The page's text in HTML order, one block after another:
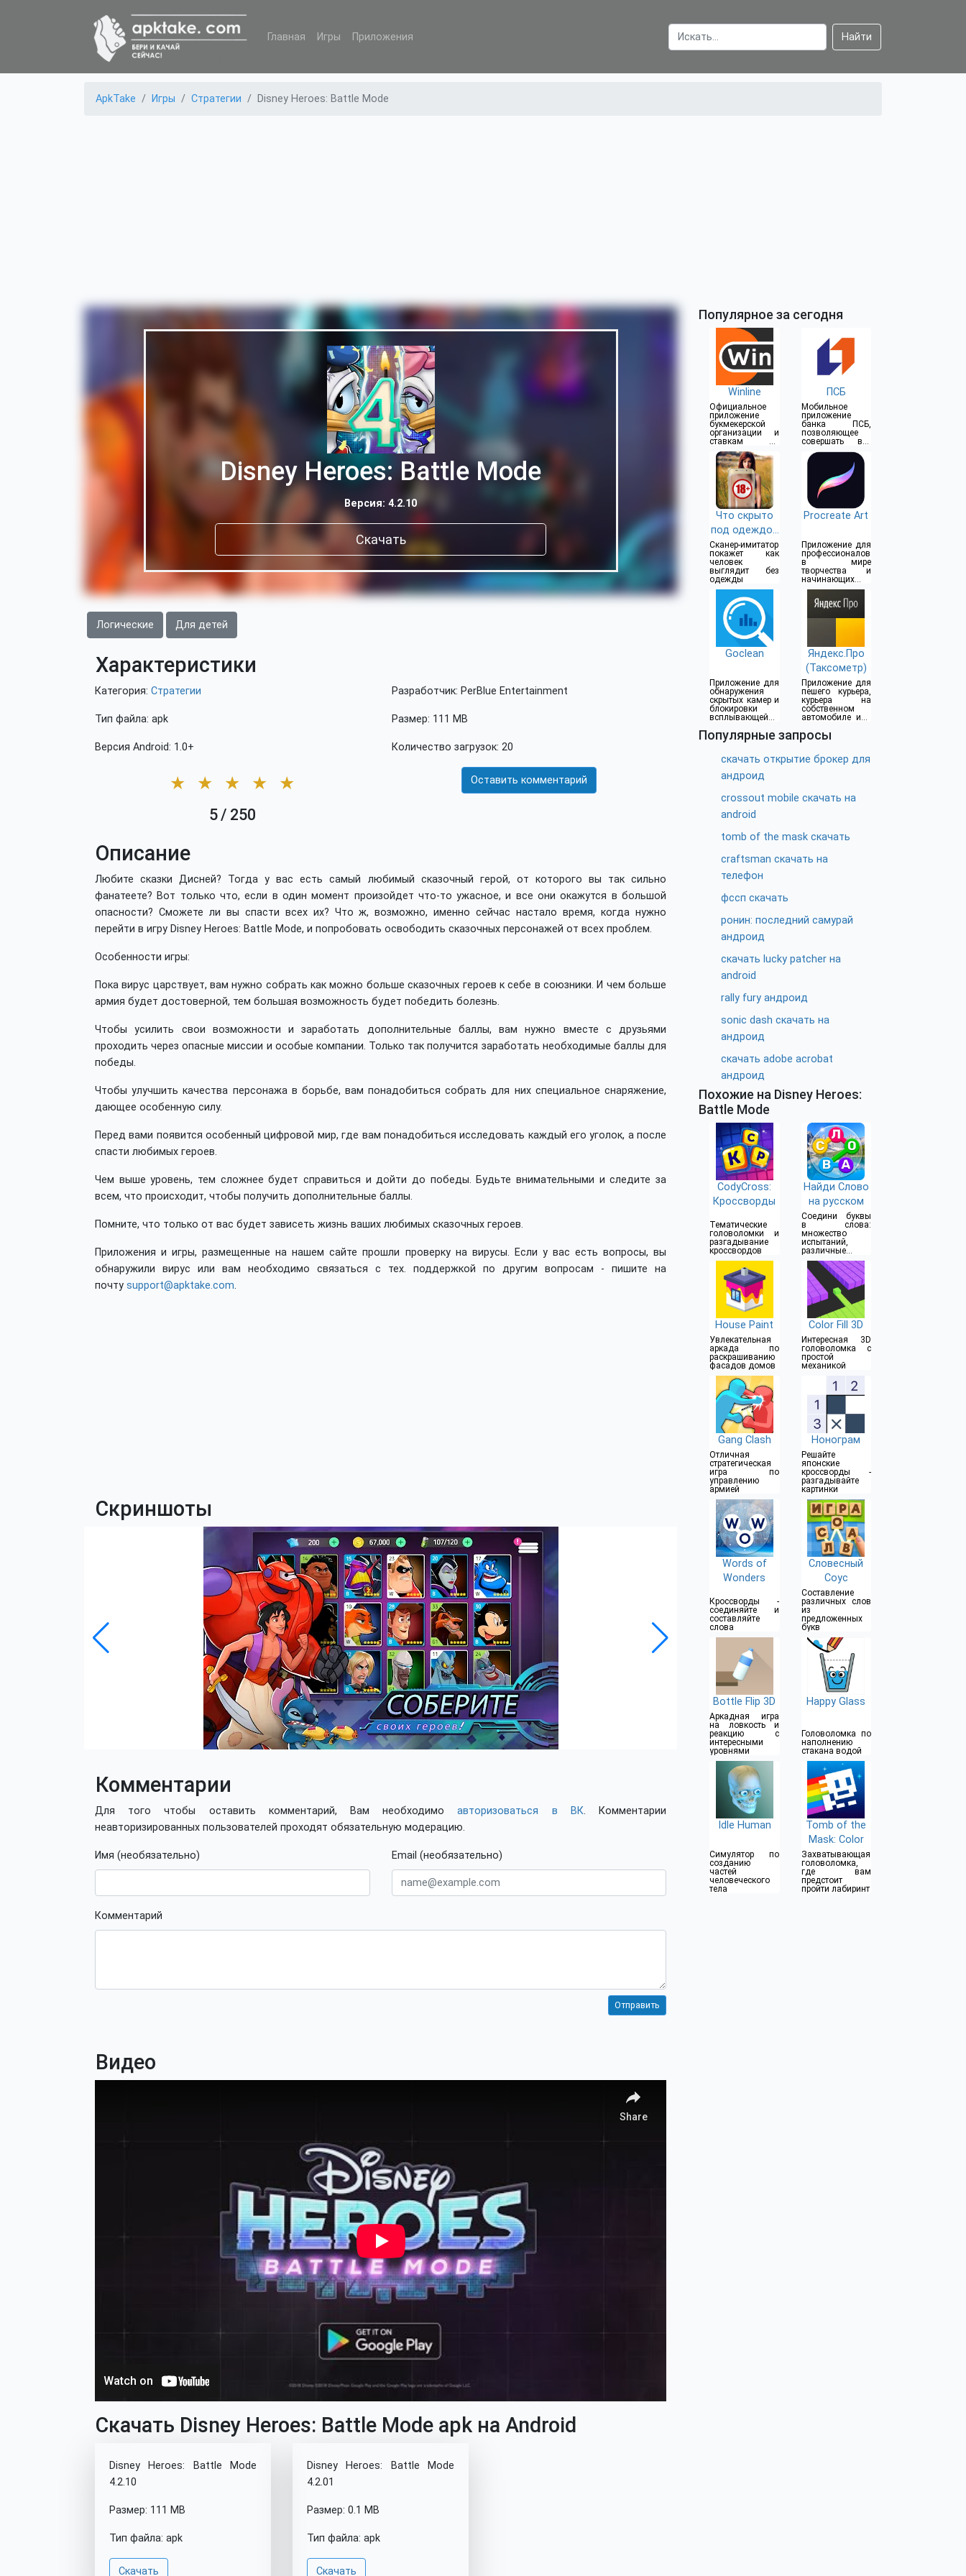
Главная Игры Приложения Найти
ApkTake Игры Стратегии Disney Heroes: Battle Mode
Disney Heroes: Battle Mode
Версия: 4.2.10
Скачать
Логические Для детей
Характеристики
Категория: Стратегии
Тип файла: apk
Версия Android: 1.0+
Разработчик: PerBlue Entertainment
Размер: 111 MB
Количество загрузок: 20
★ ★ ★ ★ ★
5/ 250
Оставить комментарий
Описание
Любите сказки Дисней? Тогда у вас есть самый любимый сказочный герой, от которого вы так сильно
фанатеете? Вот только что, если в один момент произойдет что-то ужасное, и все они окажутся в большой
опасности? Сможете ли вы спасти всех их? Что ж, возможно, именно сейчас настало время, когда нужно
перейти в игру Disney Heroes: Battle Mode, и попробовать освободить сказочных персонажей от всех проблем.
Особенности игры:
Пока вирус царствует, вам нужно собрать как можно больше сказочных героев к себе в союзники. И чем больше
армия будет достоверной, тем большая возможность будет победить болезнь.
Чтобы усилить свои возможности и заработать дополнительные баллы, вам нужно вместе с друзьями
проходить через опасные миссии и особые компании. Только так получится заработать необходимые баллы для
победы.
Чтобы улучшить качества персонажа в борьбе, вам понадобиться собрать для них специальное снаряжение,
дающее особенную силу.
Перед вами появится особенный цифровой мир, где вам понадобиться исследовать каждый его уголок, а после
спасти любимых героев.
Чем выше уровень, тем сложнее будет справиться и дойти до победы. Будьте внимательными и следите за
всем, что происходит, чтобы получить дополнительные баллы.
Помните, что только от вас будет зависеть жизнь ваших любимых сказочных героев.
Приложения и игры, размещенные на нашем сайте прошли проверку на вирусы. Если у вас есть вопросы, вы
обнаружили вирус или вам необходимо связаться с тех. поддержкой по другим вопросам - пишите на
почту support@apktake.com.
Скриншоты
Комментарии
Для того чтобы оставить комментарий, Вам необходимоавторизоваться в ВК. Комментарии
неавторизированных пользователей проходят обязательную модерацию.
Имя (необязательно) Email (необязательно)
Комментарий
Видео
Скачать Disney Heroes: Battle Mode apk на Android
Disney Heroes: Battle Mode
4.2.10
Размер: 111 MB
Тип файла: apk
Скачать
Disney Heroes: Battle Mode
4.2.01
Размер: 0.1 MB
Тип файла: apk
Скачать
Популярное за сегодня
Winline
Официальное
приложение
букмекерской
организации и
ставкам на
спорт
ПСБ
Мобильное
приложение
банка ПСБ,
позволяющее
совершать все
операции прямо
из дома
Что скрыто
под одеждой
(18+)
Сканер-имитатор
покажет как
человек
выглядит без
одежды
Procreate Art
Приложение для
профессионалов
в мире
творчества и
начинающих
художников
Goclean
Приложение для
обнаружения
скрытых камер и
блокировки
всплывающей
Яндекс.Про
(Таксометр)
Приложение для
пешего курьера,
курьера на
собственном
автомобиле или
Популярные запросы
скачать открытие брокер для
андроид
crossout mobile скачать на
android
tomb of the mask скачать
craftsman скачать на
телефон
фссп скачать
ронин: последний самурай
андроид
скачать lucky patcher на
android
rally fury андроид
sonic dash скачать на
андроид
скачать adobe acrobat
андроид
Похожие на Disney Heroes:
Battle Mode
CodyCross:
Кроссворды
Тематические
головоломки и
разгадывание
кроссвордов
Найди Слово
на русском
Соедини буквы
в слова:
множество
испытаний,
различные
уровни
сложности
House Paint
Увлекательная
аркада по
раскрашиванию
фасадов домов
Color Fill 3D
Интересная 3D
головоломка с
простой
механикой
Gang Clash
Отличная
стратегическая
игра по
управлению
армией
Нонограм
Решайте
японские
кроссворды -
разгадывайте
картинки
Words of
Wonders
Кроссворды -
соединяйте и
составляйте
слова
Словесный
Соус
Составление
различных слов
из
предложенных
букв
Bottle Flip 3D
Аркадная игра
на ловкость и
реакцию с
интересными
уровнями
Happy Glass
Головоломка по
наполнению
стакана водой
Idle Human
Симулятор по
созданию
частей
человеческого
тела
Tomb of the
Mask: Color
Захватывающая
головоломка,
где вам
предстоит
пройти лабиринт